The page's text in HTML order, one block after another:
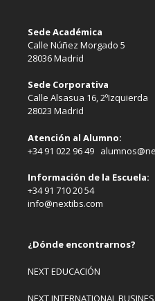
Sede Académica
Calle Núñez Morgado 5
28036 Madrid
Sede Corporativa
Calle Alsasua 16, 2ºIzquierda
28023 Madrid
Atención al Alumno:
+34 91 022 96 49
Información de la Escuela:
+34 91 710 20 54
info@nextibs.com
¿Dónde encontrarnos?
NEXT EDUCACIÓN
NEXT INTERNATIONAL